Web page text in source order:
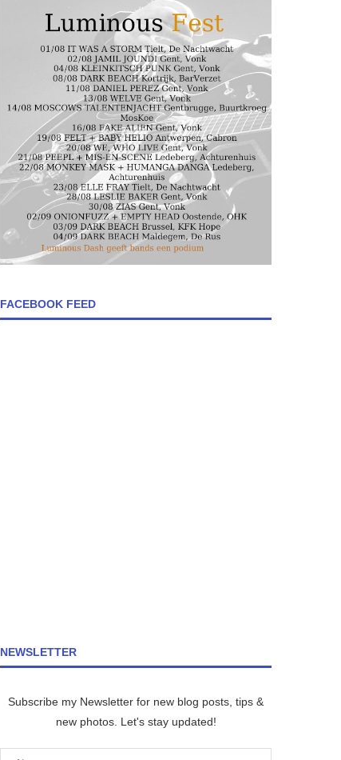
FACEBOOK FEED
NEWSLETTER
Subscribe my Newsletter for new blog posts, tips &
new photos. Let's stay updated!